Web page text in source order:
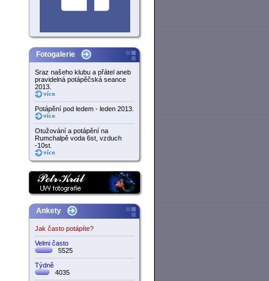
Fotogalerie
Sraz našeho klubu a přátel aneb
pravidelná potápěčská seance
2013.
Potápění pod ledem - leden 2013.
Otužování a potápění na
Rumchalpě voda 6st, vzduch
-10st.
Ankety
Jak často potápíte?
Velmi často
5525
Týdně
4035